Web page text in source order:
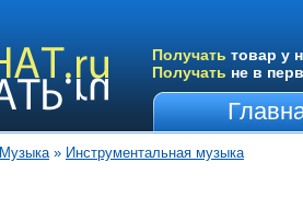
Получать товар у
Получать не в
Музыка » Инструментальная музыка